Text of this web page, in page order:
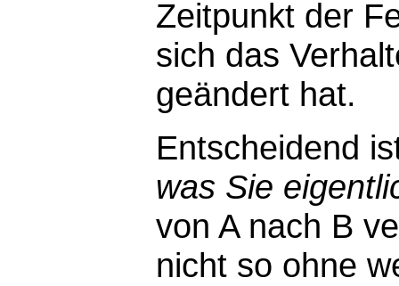
Zeitpunkt der
sich das
geändert hat.
Entscheidend
was Sie
von A nach B
nicht so ohne